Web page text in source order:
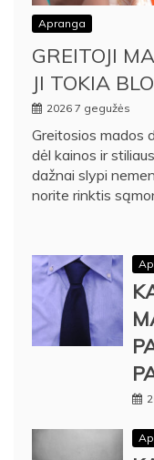
Apranga
GREITOJI
JI TOKIA
2026 7 gegužės
Greitosios mados
dėl kainos ir
dažnai slypi
norite rinktis